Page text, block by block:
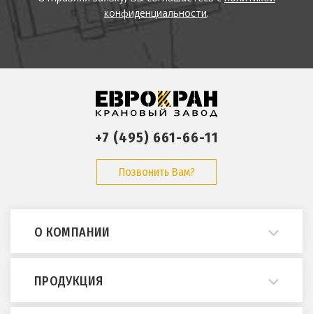
конфиденциальности.
+7 (495) 661-66-11
Позвонить Вам?
О КОМПАНИИ
О нас
Примеры работ
Опросные листы
ПРОДУКЦИЯ
Мостовые краны